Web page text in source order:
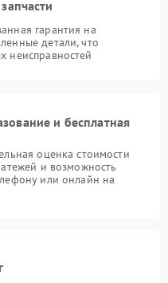
гарантия на
детали, что
неисправностей
и бесплатная
оценка стоимости
и возможность
или онлайн на